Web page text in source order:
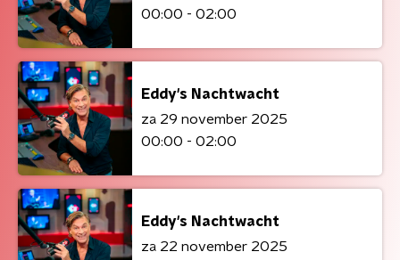
00:00 - 02:00
Eddy's Nachtwacht
za 29 november 2025
00:00 - 02:00
Eddy's Nachtwacht
za 22 november 2025